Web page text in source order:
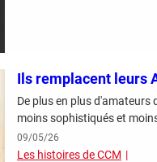
Ils remplacent leurs
De plus en plus
moins sophistiqués et
09/05/26
Les histoires de CCM